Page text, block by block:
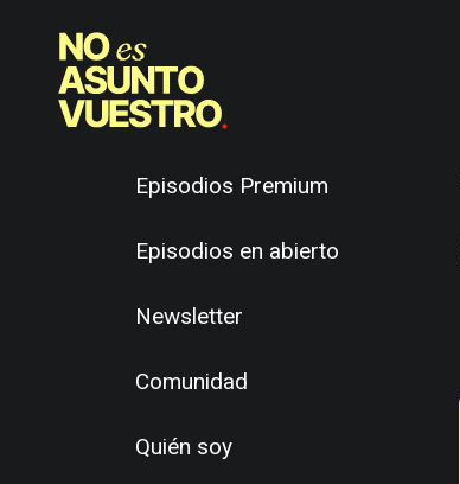
Episodios Premium
Episodios en abierto
Newsletter
Comunidad
Quién soy